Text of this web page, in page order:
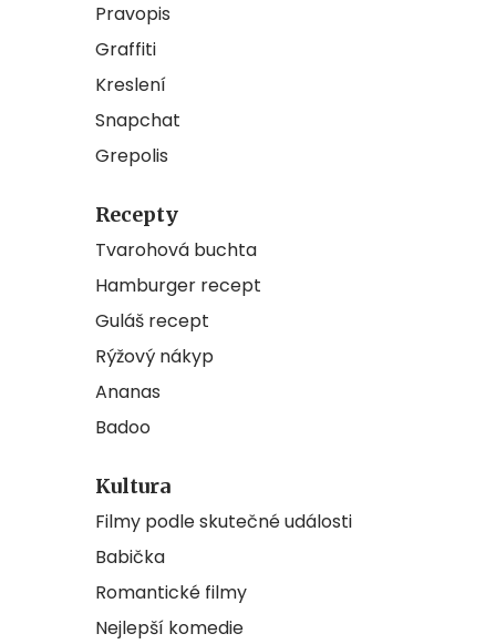
Pravopis
Graffiti
Kreslení
Snapchat
Grepolis
Recepty
Tvarohová buchta
Hamburger recept
Guláš recept
Rýžový nákyp
Ananas
Badoo
Kultura
Filmy podle skutečné události
Babička
Romantické filmy
Nejlepší komedie